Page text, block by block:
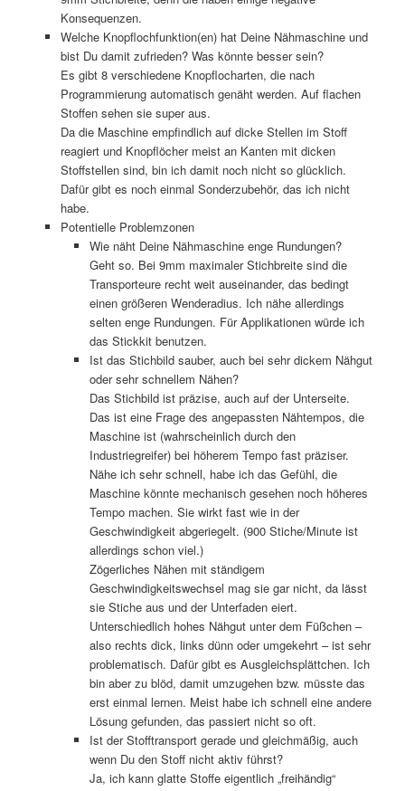
Konsequenzen.
Welche Knopflochfunktion(en) hat Deine Nähmaschine und
bist Du damit zufrieden? Was könnte besser sein?
Es gibt 8 verschiedene Knopflocharten, die nach
Programmierung automatisch genäht werden. Auf flachen
Stoffen sehen sie super aus.
Da die Maschine empfindlich auf dicke Stellen im Stoff
reagiert und Knopflöcher meist an Kanten mit dicken
Stoffstellen sind, bin ich damit noch nicht so glücklich.
Dafür gibt es noch einmal Sonderzubehör, das ich nicht
habe.
Potentielle Problemzonen
Wie näht Deine Nähmaschine enge Rundungen?
Geht so. Bei 9mm maximaler Stichbreite sind die
Transporteure recht weit auseinander, das bedingt
einen größeren Wenderadius. Ich nähe allerdings
selten enge Rundungen. Für Applikationen würde ich
das Stickkit benutzen.
Ist das Stichbild sauber, auch bei sehr dickem Nähgut
oder sehr schnellem Nähen?
Das Stichbild ist präzise, auch auf der Unterseite.
Das ist eine Frage des angepassten Nähtempos, die
Maschine ist (wahrscheinlich durch den
Industriegreifer) bei höherem Tempo fast präziser.
Nähe ich sehr schnell, habe ich das Gefühl, die
Maschine könnte mechanisch gesehen noch höheres
Tempo machen. Sie wirkt fast wie in der
Geschwindigkeit abgeriegelt. (900 Stiche/Minute ist
allerdings schon viel.)
Zögerliches Nähen mit ständigem
Geschwindigkeitswechsel mag sie gar nicht, da lässt
sie Stiche aus und der Unterfaden eiert.
Unterschiedlich hohes Nähgut unter dem Füßchen –
also rechts dick, links dünn oder umgekehrt – ist sehr
problematisch. Dafür gibt es Ausgleichsplättchen. Ich
bin aber zu blöd, damit umzugehen bzw. müsste das
erst einmal lernen. Meist habe ich schnell eine andere
Lösung gefunden, das passiert nicht so oft.
Ist der Stofftransport gerade und gleichmäßig, auch
wenn Du den Stoff nicht aktiv führst?
Ja, ich kann glatte Stoffe eigentlich „freihändig“